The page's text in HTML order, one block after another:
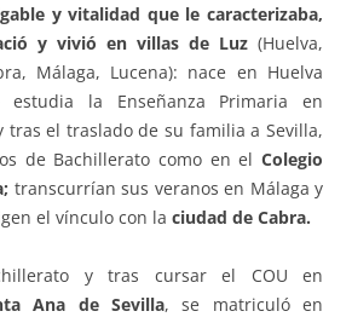
y vitalidad que le caracterizaba,
y vivió en villas de Luz (Huelva,
Málaga, Lucena): nace en Huelva
estudia la Enseñanza Primaria en
tras el traslado de su familia a Sevilla,
de Bachillerato como en el Colegio
transcurrían sus veranos en Málaga y
el vínculo con la ciudad de Cabra.
y tras cursar el COU en
Ana de Sevilla, se matriculó en